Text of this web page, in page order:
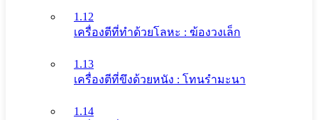
1.12
เครื่องตีที่ทําด้วยโลหะ : ฆ้องวงเล็ก
1.13
เครื่องตีที่ขึงด้วยหนัง : โทนรํามะนา
1.14